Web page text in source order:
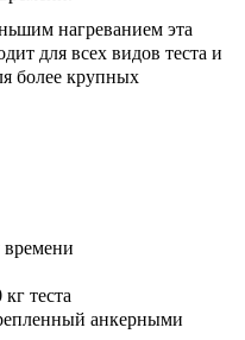
нагреванием эта
для всех видов теста и
более крупных
времени
теста
анкерными